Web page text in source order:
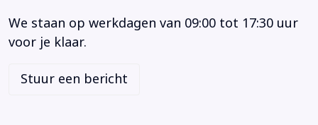
design, Audi Sport (46Q )
Voorstoelen verwarmd
Achterbank in delen neerklapbaar
We staan op werkdagen van 09:00 tot 17:30 uur
voor je klaar.
Stuur een bericht